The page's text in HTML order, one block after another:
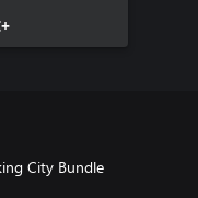
City Bundle